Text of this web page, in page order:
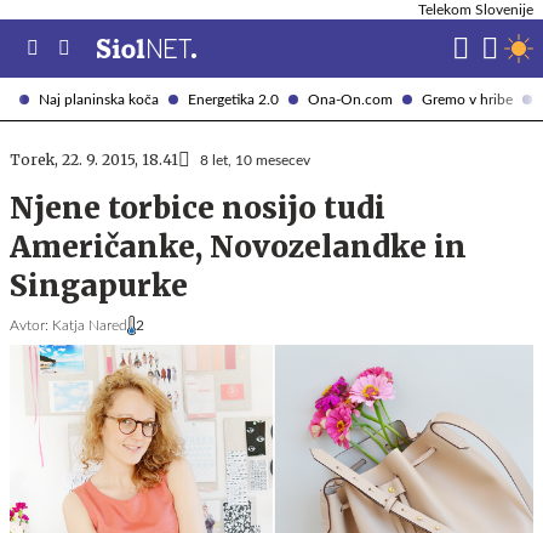
Naj planinska koča Energetika 2.0 Ona-On.com Gremo v hribe
Telekom Slovenije
Torek, 22. 9. 2015, 18.41 8 let, 10 mesecev
Njene torbice nosijo tudi
Američanke, Novozelandke in
Singapurke
Avtor: Katja Nared 2